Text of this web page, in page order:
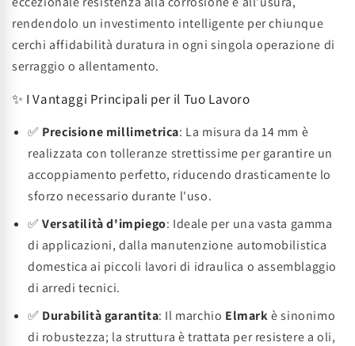
rendendolo un investimento intelligente per chiunque
cerchi affidabilità duratura in ogni singola operazione di
serraggio o allentamento.
✨ I Vantaggi Principali per il Tuo Lavoro
✅ Precisione millimetrica: La misura da 14 mm è
realizzata con tolleranze strettissime per garantire un
accoppiamento perfetto, riducendo drasticamente lo
sforzo necessario durante l'uso.
✅Versatilità d'impiego: Ideale per una vasta gamma
di applicazioni, dalla manutenzione automobilistica
domestica ai piccoli lavori di idraulica o assemblaggio
di arredi tecnici.
✅ Durabilità garantita: Il marchio Elmarkè sinonimo
di robustezza; la struttura è trattata per resistere a oli,